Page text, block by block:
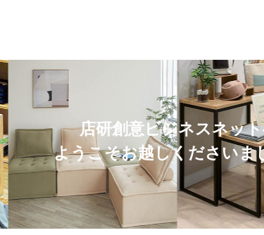
店研創意ビジネスネッ
ようこそお越しくださいま